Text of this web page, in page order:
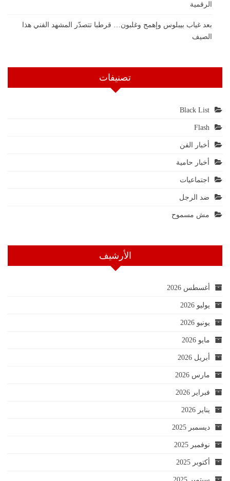
الرقمية
بعد غياب بيبلوس وإهمج وغلبون… قرطبا تتصدّر المشهد الفني هذا
الصيف
تصنيفات
Black List
Flash
أخبار الفن
أخبار حامية
اجتماعيات
ضد الرجل
مش مسموح
الأرشيف
أغسطس 2026
يوليو 2026
يونيو 2026
مايو 2026
أبريل 2026
مارس 2026
فبراير 2026
يناير 2026
ديسمبر 2025
نوفمبر 2025
أكتوبر 2025